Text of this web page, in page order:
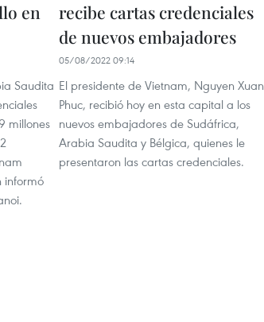
en
Saudita
millones
informó
recibe cartas credenciales
de nuevos embajadores
05/08/2022 09:14
El presidente de Vietnam, Nguyen Xuan
Phuc, recibió hoy en esta capital a los
nuevos embajadores de Sudáfrica,
Arabia Saudita y Bélgica, quienes le
presentaron las cartas credenciales.